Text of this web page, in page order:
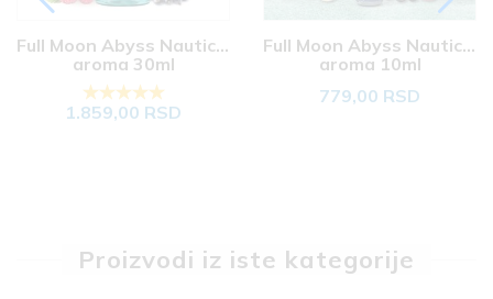
Full Moon Abyss Nautica
aroma 30ml
1.859,00 RSD
Full Moon Abyss Nautica
aroma 10ml
779,00 RSD
Proizvodi iz iste kategorije